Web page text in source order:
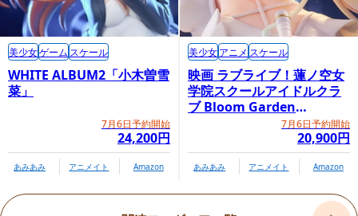
WHITE ALBUM2「小木曽雪
菜」
7月6日予約開始
24,200円
美少女ゲーム スケール
あみあみ アニメイト Amazon
映画 ラブライブ！蓮ノ空女
学院スクールアイドルクラ
ブ Bloom Garden
Party「大沢瑠璃乃」7月6日予約開始
20,900円
美少女アニメ スケール
あみあみ アニメイト Amazon